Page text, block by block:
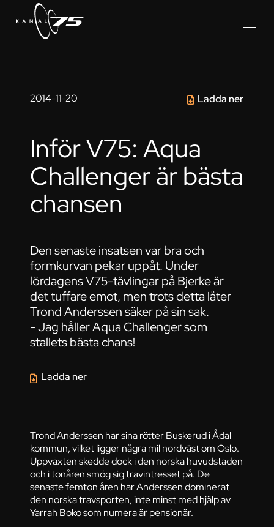
2014-11-20 Ladda ner
Inför V75: Aqua
Challenger är bästa
chansen
Den senaste insatsen var bra och
formkurvan pekar uppåt. Under
lördagens V75-tävlingar på Bjerke är
det tuffare emot, men trots detta låter
Trond Anderssen säker på sin sak.
- Jag håller Aqua Challenger som
stallets bästa chans!
Trond Anderssen har sina rötter Buskerud i Ådal
kommun, vilket ligger några mil nordväst om Oslo.
Uppväxten skedde dock i den norska huvudstaden
och i tonåren smög sig travintresset på. De
senaste femton åren har Anderssen dominerat
den norska travsporten, inte minst med hjälp av
Yarrah Boko som numera är pensionär.
Ladda ner